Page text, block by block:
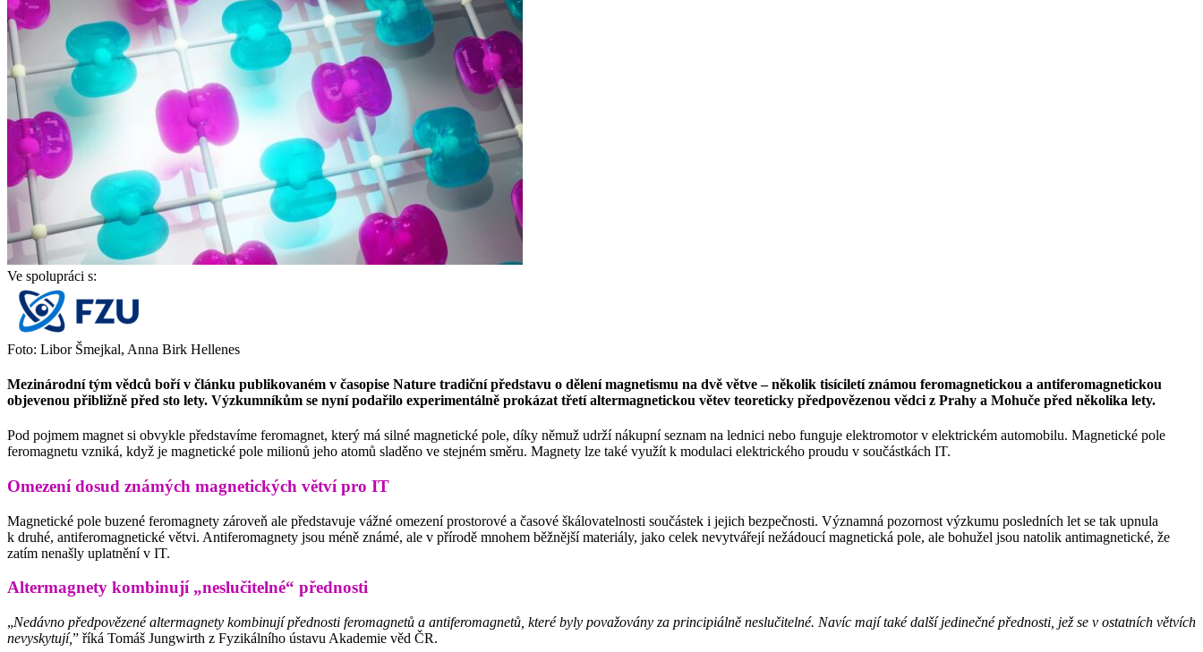
Ve spolupráci s:
Foto: Libor Šmejkal, Anna Birk Hellenes
Mezinárodní tým vědců boří v článku publikovaném v časopise Nature tradiční představu o dělení magnetismu na dvě větve – několik tisíciletí známou feromagnetickou a antiferomagnetickou
objevenou přibližně před sto lety. Výzkumníkům se nyní podařilo experimentálně prokázat třetí altermagnetickou větev teoreticky předpovězenou vědci z Prahy a Mohuče před několika lety.
Pod pojmem magnet si obvykle představíme feromagnet, který má silné magnetické pole, díky němuž udrží nákupní seznam na lednici nebo funguje elektromotor v elektrickém automobilu. Magnetické pole
feromagnetu vzniká, když je magnetické pole milionů jeho atomů sladěno ve stejném směru. Magnety lze také využít k modulaci elektrického proudu v součástkách IT.
Omezení dosud známých magnetických větví pro IT
Magnetické pole buzené feromagnety zároveň ale představuje vážné omezení prostorové a časové škálovatelnosti součástek i jejich bezpečnosti. Významná pozornost výzkumu posledních let se tak upnula
k druhé, antiferomagnetické větvi. Antiferomagnety jsou méně známé, ale v přírodě mnohem běžnější materiály, jako celek nevytvářejí nežádoucí magnetická pole, ale bohužel jsou natolik antimagnetické, že
zatím nenašly uplatnění v IT.
Altermagnety kombinují „neslučitelné“ přednosti
„Nedávno předpovězené altermagnety kombinují přednosti feromagnetů a antiferomagnetů, které byly považovány za principiálně neslučitelné. Navíc mají také další jedinečné přednosti, jež se v ostatních větvích
nevyskytují,” říká Tomáš Jungwirth z Fyzikálního ústavu Akademie věd ČR.